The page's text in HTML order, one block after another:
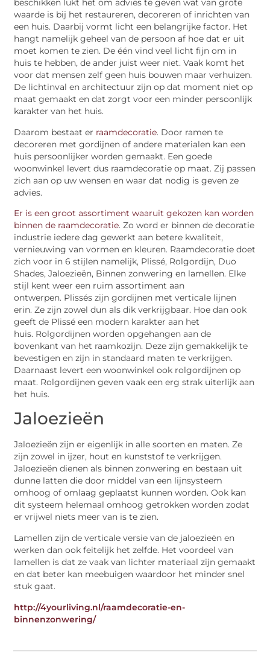
beschikken lukt het om advies te geven wat van grote
waarde is bij het restaureren, decoreren of inrichten van
een huis. Daarbij vormt licht een belangrijke factor. Het
hangt namelijk geheel van de persoon af hoe dat er uit
moet komen te zien. De één vind veel licht fijn om in
huis te hebben, de ander juist weer niet. Vaak komt het
voor dat mensen zelf geen huis bouwen maar verhuizen.
De lichtinval en architectuur zijn op dat moment niet op
maat gemaakt en dat zorgt voor een minder persoonlijk
karakter van het huis.
Daarom bestaat er raamdecoratie. Door ramen te
decoreren met gordijnen of andere materialen kan een
huis persoonlijker worden gemaakt. Een goede
woonwinkel levert dus raamdecoratie op maat. Zij passen
zich aan op uw wensen en waar dat nodig is geven ze
advies.
Er is een groot assortiment waaruit gekozen kan worden
binnen de raamdecoratie. Zo word er binnen de decoratie
industrie iedere dag gewerkt aan betere kwaliteit,
vernieuwing van vormen en kleuren. Raamdecoratie doet
zich voor in 6 stijlen namelijk, Plissé, Rolgordijn, Duo
Shades, Jaloezieën, Binnen zonwering en lamellen. Elke
stijl kent weer een ruim assortiment aan
ontwerpen. Plissés zijn gordijnen met verticale lijnen
erin. Ze zijn zowel dun als dik verkrijgbaar. Hoe dan ook
geeft de Plissé een modern karakter aan het
huis. Rolgordijnen worden opgehangen aan de
bovenkant van het raamkozijn. Deze zijn gemakkelijk te
bevestigen en zijn in standaard maten te verkrijgen.
Daarnaast levert een woonwinkel ook rolgordijnen op
maat. Rolgordijnen geven vaak een erg strak uiterlijk aan
het huis.
Jaloezieën
Jaloezieën zijn er eigenlijk in alle soorten en maten. Ze
zijn zowel in ijzer, hout en kunststof te verkrijgen.
Jaloezieën dienen als binnen zonwering en bestaan uit
dunne latten die door middel van een lijnsysteem
omhoog of omlaag geplaatst kunnen worden. Ook kan
dit systeem helemaal omhoog getrokken worden zodat
er vrijwel niets meer van is te zien.
Lamellen zijn de verticale versie van de jaloezieën en
werken dan ook feitelijk het zelfde. Het voordeel van
lamellen is dat ze vaak van lichter materiaal zijn gemaakt
en dat beter kan meebuigen waardoor het minder snel
stuk gaat.
http://4yourliving.nl/raamdecoratie-en-
binnenzonwering/